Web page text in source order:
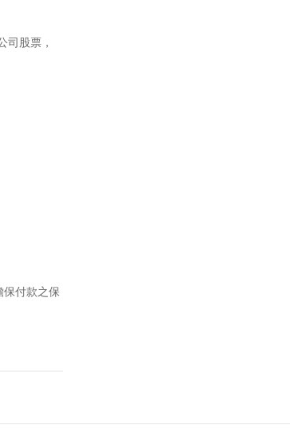
司股票，
保付款之保